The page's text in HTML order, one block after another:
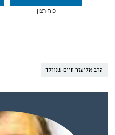
כוח רצון
הרב אליעזר חיים שנוולד